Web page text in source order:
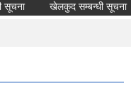
खेलकुद सम्बन्धी सूचना